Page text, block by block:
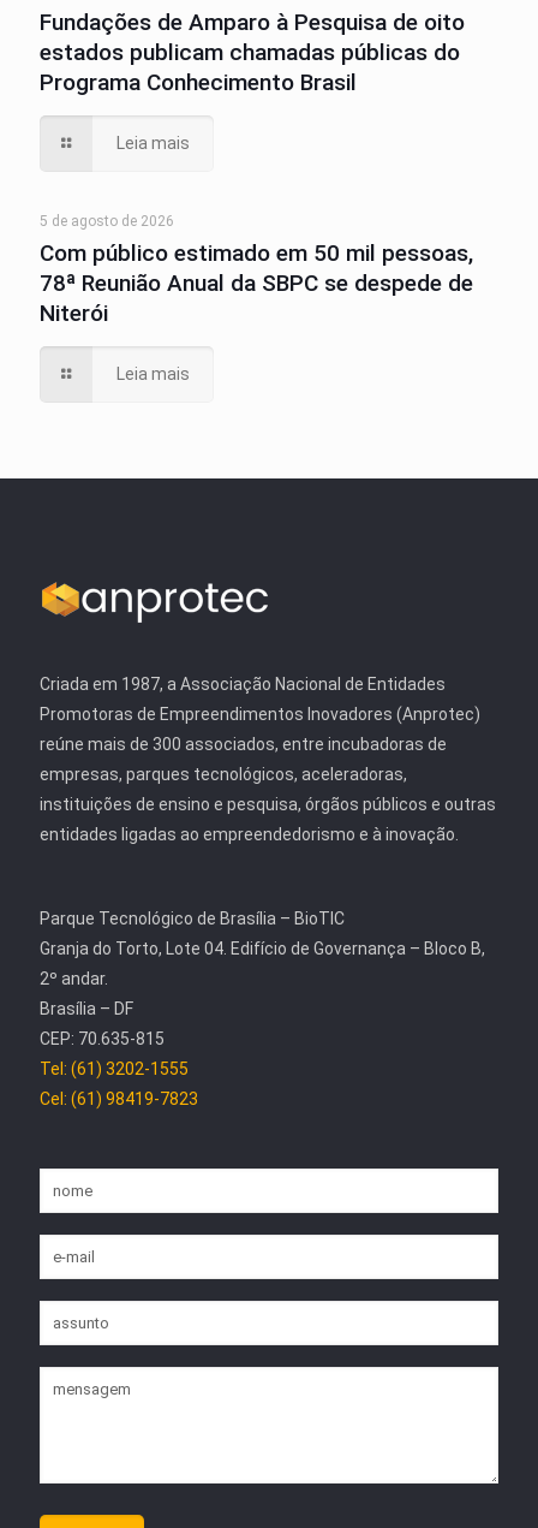
Fundações de Amparo à Pesquisa de oito
estados publicam chamadas públicas do
Programa Conhecimento Brasil
Leia mais
5 de agosto de 2026
Com público estimado em 50 mil pessoas,
78ª Reunião Anual da SBPC se despede de
Niterói
Leia mais
Criada em 1987, a Associação Nacional de Entidades
Promotoras de Empreendimentos Inovadores (Anprotec)
reúne mais de 300 associados, entre incubadoras de
empresas, parques tecnológicos, aceleradoras,
instituições de ensino e pesquisa, órgãos públicos e outras
entidades ligadas ao empreendedorismo e à inovação.
Parque Tecnológico de Brasília – BioTIC
Granja do Torto, Lote 04. Edifício de Governança – Bloco B,
2º andar.
Brasília – DF
CEP: 70.635-815
Tel: (61) 3202-1555
Cel: (61) 98419-7823